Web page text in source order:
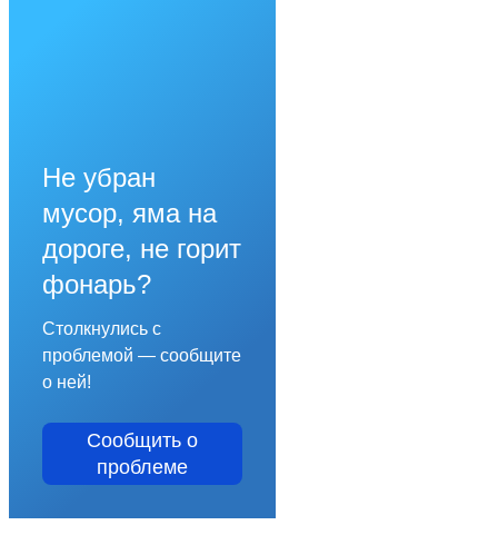
Не убран
мусор, яма на
дороге, не горит
фонарь?
Столкнулись с
проблемой — сообщите
о ней!
Сообщить о
проблеме